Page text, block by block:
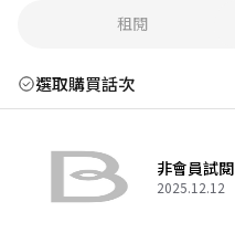
租閱
選取購買話次
非會員試閱
2025.12.12